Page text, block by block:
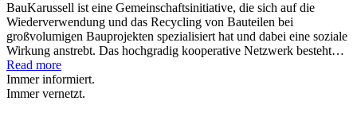
BauKarussell ist eine Gemeinschaftsinitiative, die sich auf die
Wiederverwendung und das Recycling von Bauteilen bei
großvolumigen Bauprojekten spezialisiert hat und dabei eine soziale
Wirkung anstrebt. Das hochgradig kooperative Netzwerk besteht…
Read more
Immer informiert.
Immer vernetzt.